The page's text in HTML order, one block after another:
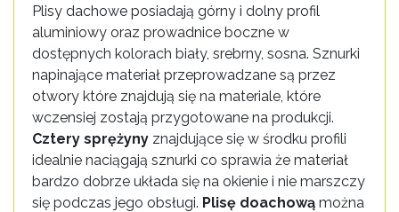
Plisy dachowe posiadają górny i dolny profil
aluminiowy oraz prowadnice boczne w
dostępnych kolorach biały, srebrny, sosna. Sznurki
napinające materiał przeprowadzane są przez
otwory które znajdują się na materiale, które
wczensiej zostają przygotowane na produkcji.
Cztery sprężyny znajdujące się w środku profili
idealnie naciągają sznurki co sprawia że materiał
bardzo dobrze układa się na okienie i nie marszczy
się podczas jego obsługi. Plisę doachową można